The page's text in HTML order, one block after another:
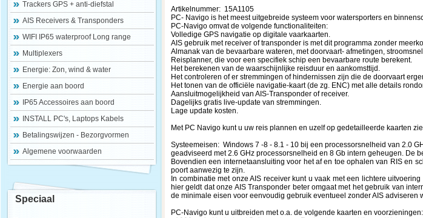
Trackers GPS + anti-diefstal
AIS Receivers & Transponders
WIFI IP65 waterproof Long range
Multiplexers
Energie: Zon, wind & water
Energie aan boord
IP65 Accessoires aan boord
INSTALL PC's, Laptops Kabels
Betalingswijzen - Bezorgvormen
Algemene voorwaarden
Speciaal
Artikelnummer: 15A1105
PC- Navigo is het meest uitgebreide systeem voor watersporters en
PC-Navigo omvat de volgende functionaliteiten:
Volledige GPS navigatie op digitale vaarkaarten.
AIS gebruik met receiver of transponder is met dit programma zonder
Almanak van de bevaarbare wateren, met doorvaart- afmetingen,
Reisplanner, die voor een specifiek schip een bevaarbare route berekent.
Het berekenen van de waarschijnlijke reisduur en aankomsttijd.
Het controleren of er stremmingen of hindernissen zijn die de doorvaart
Het tonen van de officiële navigatie-kaart (de zg. ENC) met alle details
Aansluitmogelijkheid van AIS-Transponder of receiver.
Dagelijks gratis live-update van stremmingen.
Lage update kosten.
Met PC Navigo kunt u uw reis plannen en uzelf op gedetailleerde kaarten
Systeemeisen: Windows 7 -8 - 8.1 - 10 bij een processorsnelheid van 2.0
geadviseerd met 2.6 GHz processorsnelheid en 8 Gb intern geheugen. De
Bovendien een internetaansluiting voor het af en toe ophalen van RIS en
poort aanwezig te zijn.
In combinatie met onze AIS receiver kunt u vaak met een lichtere
hier geldt dat onze AIS Transponder beter omgaat met het gebruik van
de minimale eisen voor eenvoudig gebruik eventueel zonder AIS
PC-Navigo kunt u uitbreiden met o.a. de volgende kaarten en voorzieningen: